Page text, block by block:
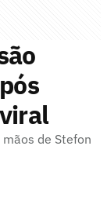
de Stefon